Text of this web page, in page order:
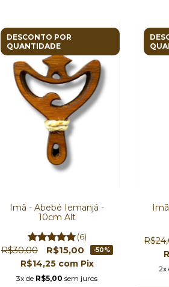
DESCONTO POR
QUANTIDADE
Imã - Abebé Iemanjá -
10cm Alt
(6)
R$30,00 R$15,00 -50%
R$14,25 com Pix
3x de R$5,00 sem juros
2x